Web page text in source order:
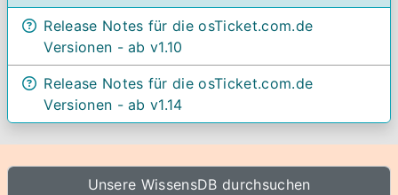
Release Notes für die osTicket.com.de
Versionen - ab v1.10
Release Notes für die osTicket.com.de
Versionen - ab v1.14
Unsere WissensDB durchsuchen